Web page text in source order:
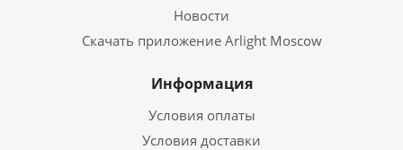
Новости
Скачать приложение Arlight Moscow
Информация
Условия оплаты
Условия доставки